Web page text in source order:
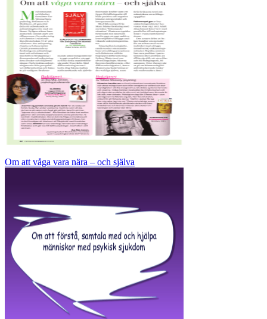
Om att våga vara nära – och själva